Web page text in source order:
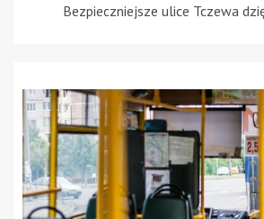
Bezpieczniejsze ulice Tczewa